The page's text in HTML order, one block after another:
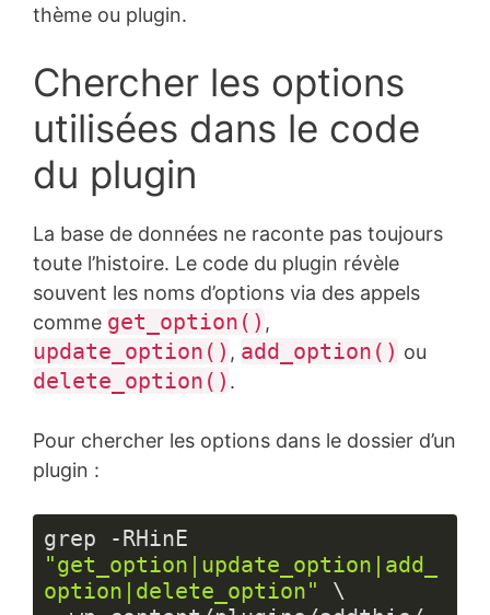
thème ou plugin.
Chercher les options
utilisées dans le code
du plugin
La base de données ne raconte pas toujours
toute l’histoire. Le code du plugin révèle
souvent les noms d’options via des appels
comme get_option() ,
update_option() , add_option() ou
delete_option() .
Pour chercher les options dans le dossier d’un
plugin :
"get_option|update_option|add_
option|delete_option"
\